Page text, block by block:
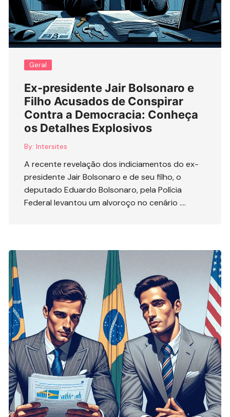
Geral
Ex-presidente Jair Bolsonaro e
Filho Acusados de Conspirar
Contra a Democracia: Conheça
os Detalhes Explosivos
By: Intersites
A recente revelação dos indiciamentos do ex-
presidente Jair Bolsonaro e de seu filho, o
deputado Eduardo Bolsonaro, pela Polícia
Federal levantou um alvoroço no cenário ….